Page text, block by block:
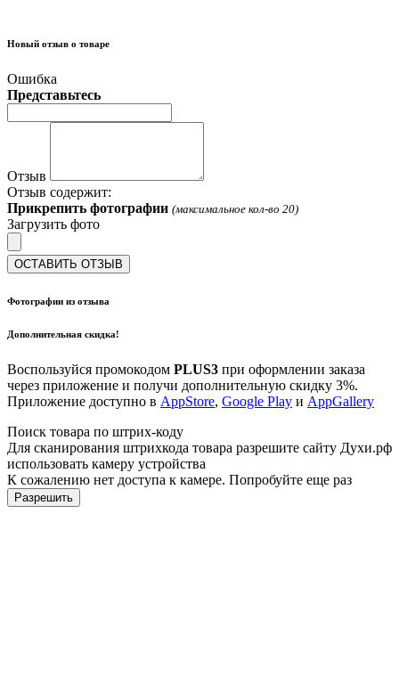
Новый отзыв о товаре
Ошибка
Представьтесь
Отзыв
Отзыв содержит:
Прикрепить фотографии (максимальное кол-во 20)
Загрузить фото
ОСТАВИТЬ ОТЗЫВ
Фотографии из отзыва
Дополнительная скидка!
Воспользуйся промокодом PLUS3 при оформлении заказа
через приложение и получи дополнительную скидку 3%.
Приложение доступно в AppStore, Google Play и AppGallery
Поиск товара по штрих-коду
Для сканирования штрихкода товара разрешите сайту Духи.рф
использовать камеру устройства
К сожалению нет доступа к камере. Попробуйте еще раз
Разрешить